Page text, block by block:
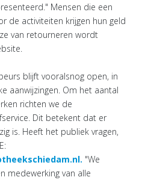
Mensen die een
de activiteiten krijgen hun geld
van retourneren wordt
blijft vooralsnog open, in
aanwijzingen. Om het aantal
richten we de
Dit betekent dat er
is. Heeft het publiek vragen,
"We
medewerking van alle